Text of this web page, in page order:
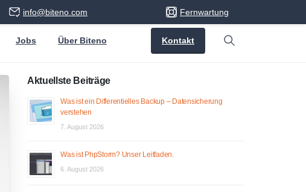
info@biteno.com Fernwartung
Jobs Über Biteno Kontakt
Search
Aktuellste Beiträge
Was ist ein Differentielles Backup – Datensicherung
verstehen
7. August 2026
Was ist PhpStorm? Unser Leitfaden.
6. August 2026